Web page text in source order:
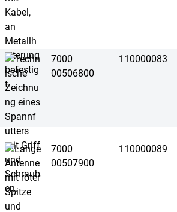
7000
00506800
110000083
7000
00507900
110000089